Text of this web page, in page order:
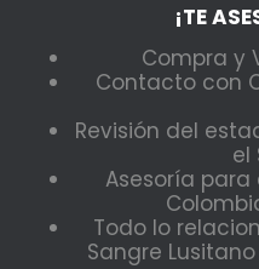
¡TE
Compra y
Contacto con
Revisión del
el
Asesoría
Todo lo
Sangre